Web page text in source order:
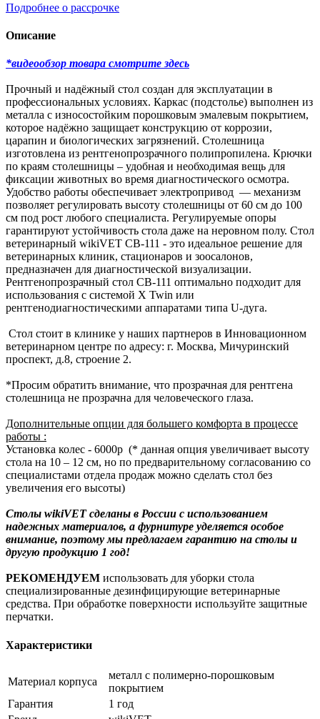
Подробнее о рассрочке
Описание
*видеообзор товара смотрите здесь
Прочный и надёжный стол создан для эксплуатации в
профессиональных условиях. Каркас (подстолье) выполнен из
металла с износостойким порошковым эмалевым покрытием,
которое надёжно защищает конструкцию от коррозии,
царапин и биологических загрязнений. Столешница
изготовлена из рентгенопрозрачного полипропилена. Крючки
по краям столешницы – удобная и необходимая вещь для
фиксации животных во время диагностического осмотра.
Удобство работы обеспечивает электропривод — механизм
позволяет регулировать высоту столешницы от 60 см до 100
см под рост любого специалиста. Регулируемые опоры
гарантируют устойчивость стола даже на неровном полу. Стол
ветеринарный wikiVET СВ-111 - это идеальное решение для
ветеринарных клиник, стационаров и зоосалонов,
предназначен для диагностической визуализации.
Рентгенопрозрачный стол СВ-111 оптимально подходит для
использования с системой X Twin или
рентгенодиагностическими аппаратами типа U-дуга.
Стол стоит в клинике у наших партнеров в Инновационном
ветеринарном центре по адресу: г. Москва, Мичуринский
проспект, д.8, строение 2.
*Просим обратить внимание, что прозрачная для рентгена
столешница не прозрачна для человеческого глаза.
Дополнительные опции для большего комфорта в процессе
работы :
Установка колес - 6000р (* данная опция увеличивает высоту
стола на 10 – 12 см, но по предварительному согласованию со
специалистами отдела продаж можно сделать стол без
увеличения его высоты)
Столы wikiVET сделаны в России с использованием
надежных материалов, а фурнитуре уделяется особое
внимание, поэтому мы предлагаем гарантию на столы и
другую продукцию 1 год!
РЕКОМЕНДУЕМ использовать для уборки стола
специализированные дезинфицирующие ветеринарные
средства. При обработке поверхности используйте защитные
перчатки.
Характеристики
Материал корпуса
металл с полимерно-порошковым
покрытием
Гарантия
1 год